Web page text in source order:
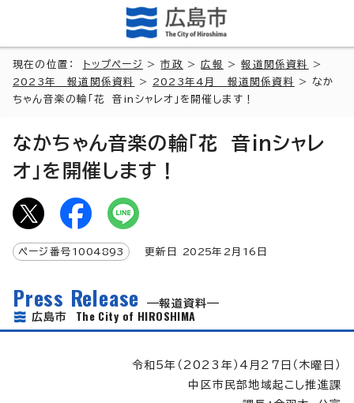
現在の位置： トップページ >市政 >広報 >報道関係資料
>
2023年 報道関係資料
> 2023年4月 報道関係資料
> なか
ちゃん音楽の輪「花 音inシャレオ」を開催します！
なかちゃん音楽の輪「花 音inシャレ
オ」を開催します！
ページ番号 1004893 更新日 2025年2月 16 日
Press Release
報道資料
広島市 The City of HIROSHIMA
令和5年（2023年）4月27日（木曜日）
中区市民部地域起こし推進課